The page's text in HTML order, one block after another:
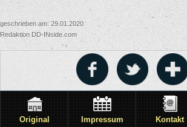
geschrieben am: 29.01.2020
Redaktion DD-INside.com
Original Impressum Kontakt